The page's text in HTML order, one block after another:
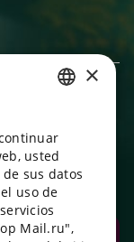
compras y
ENGLISH
UKRAINIAN
PORTUGUESE
SPANISH
×
usted
sus datos
uso de
Mail.ru",